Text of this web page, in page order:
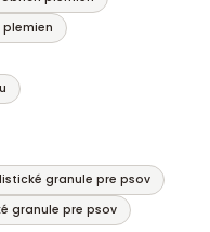
granule pre psov
granule pre psov